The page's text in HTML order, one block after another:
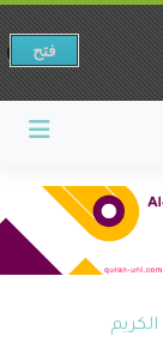
فتح